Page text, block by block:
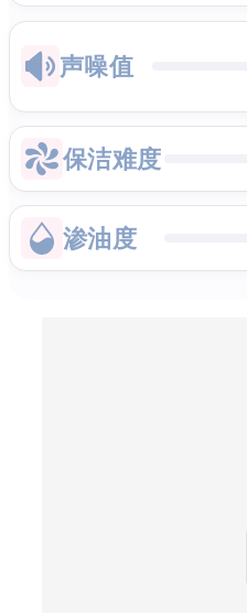
声噪值
保洁难度
渗油度